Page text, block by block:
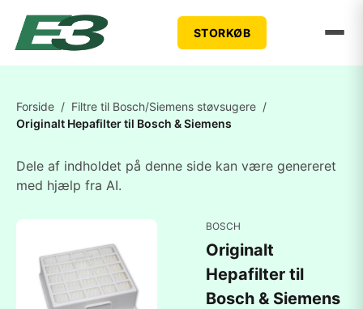
STORKØB
Forside / Filtre til Bosch/Siemens støvsugere /
Originalt Hepafilter til Bosch & Siemens
Dele af indholdet på denne side kan være genereret
med hjælp fra AI.
BOSCH
Originalt
Hepafilter til
Bosch & Siemens